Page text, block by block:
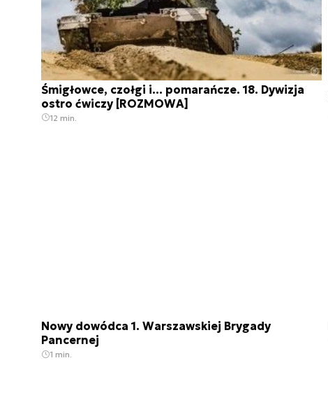
Śmigłowce, czołgi i… pomarańcze. 18. Dywizja
ostro ćwiczy [ROZMOWA]
12 min.
Nowy dowódca 1. Warszawskiej Brygady
Pancernej
1 min.